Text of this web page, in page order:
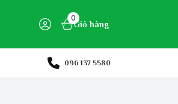
0
Giỏ hàng
096 137 5580